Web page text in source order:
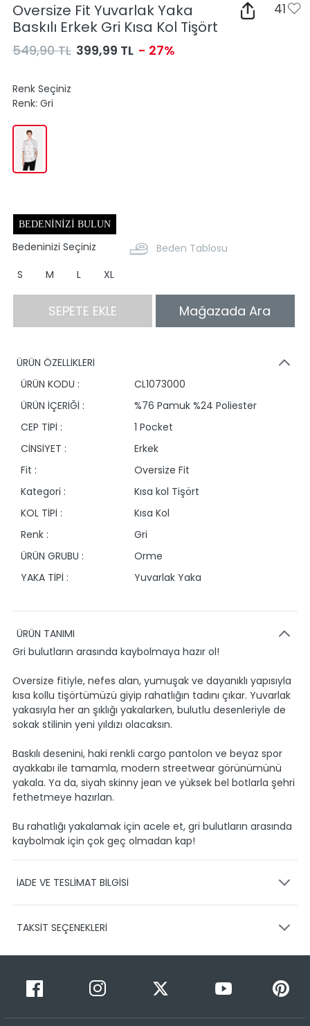
Oversize Fit Yuvarlak Yaka
Baskılı Erkek Gri Kısa Kol Tişört
41
549,90 TL 399,99 TL - 27%
Renk Seçiniz
Renk: Gri
BEDENINIZI BULUN
Bedeninizi Seçiniz
Beden Tablosu
S
M L XL
SEPETE EKLE Mağazada Ara
ÜRÜN ÖZELLİKLERİ
ÜRÜN KODU :
CL1073000
ÜRÜN İÇERİĞİ :
%76 Pamuk %24 Poliester
CEP TİPİ :
1 Pocket
CİNSİYET :
Erkek
Fit :
Oversize Fit
Kategori :
Kısa kol Tişört
KOL TİPİ :
Kısa Kol
Renk :
Gri
ÜRÜN GRUBU :
Orme
YAKA TİPİ :
Yuvarlak Yaka
ÜRÜN TANIMI
Gri bulutların arasında kaybolmaya hazır ol!
Oversize fitiyle, nefes alan, yumuşak ve dayanıklı yapısıyla
kısa kollu tişörtümüzü giyip rahatlığın tadını çıkar. Yuvarlak
yakasıyla her an şıklığı yakalarken, bulutlu desenleriyle de
sokak stilinin yeni yıldızı olacaksın.
Baskılı desenini, haki renkli cargo pantolon ve beyaz spor
ayakkabı ile tamamla, modern streetwear görünümünü
yakala. Ya da, siyah skinny jean ve yüksek bel botlarla şehri
fethetmeye hazırlan.
Bu rahatlığı yakalamak için acele et, gri bulutların arasında
kaybolmak için çok geç olmadan kap!
İADE VE TESLİMAT BİLGİSİ
Ürünlerinizin gönderimini anlaşmalı olduğumuz PTT,
1-3 iş günü içerisinde kargoya teslim edilir.
Siparişimin kargo takibini nasıl yapabilirim?
TAKSİT SEÇENEKLERİ
Taksit Sayısı Taksit Miktarı
Taksitli Tutar
Toplam
399,99 TL